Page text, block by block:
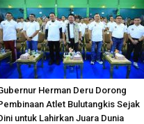
Herman Deru Dorong
Atlet Bulutangkis Sejak
untuk Lahirkan Juara Dunia